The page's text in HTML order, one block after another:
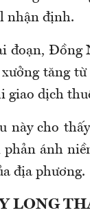
nhận định.
đoạn, Đồng
tăng
giao dịch
này cho
phản ánh
địa phương.
LONG